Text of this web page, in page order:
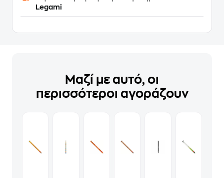
Legami
Μαζί με αυτό, οι
περισσότεροι αγοράζουν